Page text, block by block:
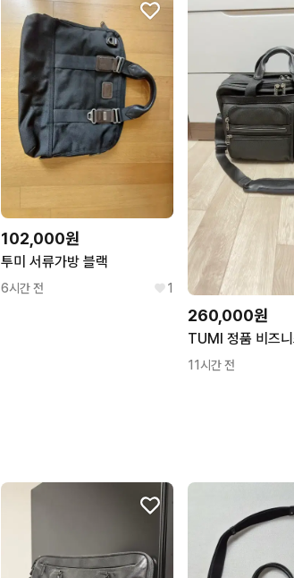
102,000원
투미 서류가방 블랙
6시간 전 1
260,000원
11시간 전